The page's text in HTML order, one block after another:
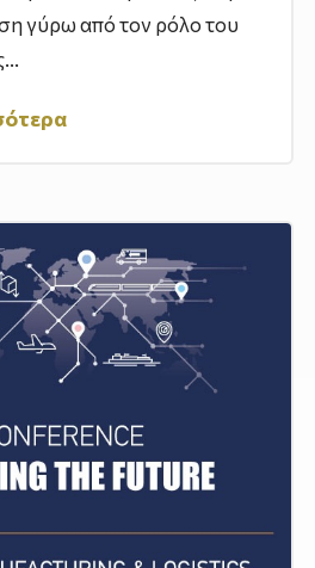
γύρω από τον ρόλο του